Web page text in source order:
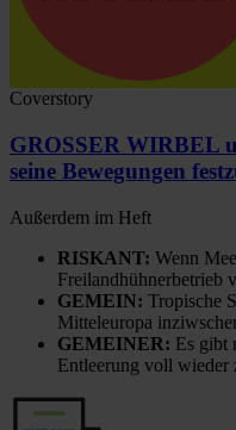
Coverstory
GROSSER WIRBEL
seine Bewegungen
Außerdem im Heft
RISKANT: Wenn
Freilandhühnerbetrieb
GEMEIN: Tropische
Mitteleuropa
GEMEINER: Es gibt
Entleerung voll wieder